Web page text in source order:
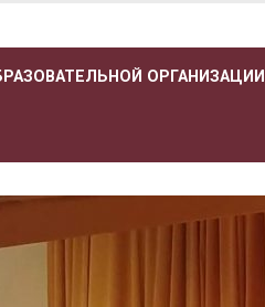
ОРГАНИЗАЦИИ